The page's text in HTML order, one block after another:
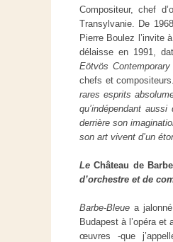
Compositeur, chef
Transylvanie. De
Pierre Boulez l’invite
délaisse en 1991,
Eötvös
chefs et
rares esprits
qu’indépendant
derrière son
son art vivent d’un
LeChâteau de
d’orchestre et de
Barbe-Bleue a
Budapest à l’opéra
œuvres -que